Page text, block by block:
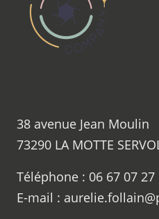
38 avenue Jean Moulin
73290 LA MOTTE
Téléphone : 06 67 07 27
E-mail :